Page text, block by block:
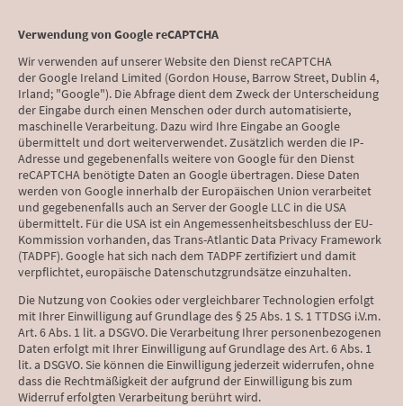
Verwendung von Google reCAPTCHA
Wir verwenden auf unserer Website den Dienst reCAPTCHA
der Google Ireland Limited (Gordon House, Barrow Street, Dublin 4,
Irland; "Google"). Die Abfrage dient dem Zweck der Unterscheidung
der Eingabe durch einen Menschen oder durch automatisierte,
maschinelle Verarbeitung. Dazu wird Ihre Eingabe an Google
übermittelt und dort weiterverwendet. Zusätzlich werden die IP-
Adresse und gegebenenfalls weitere von Google für den Dienst
reCAPTCHA benötigte Daten an Google übertragen. Diese Daten
werden von Google innerhalb der Europäischen Union verarbeitet
und gegebenenfalls auch an Server der Google LLC in die USA
übermittelt. Für die USA ist ein Angemessenheitsbeschluss der EU-
Kommission vorhanden, das Trans-Atlantic Data Privacy Framework
(TADPF). Google hat sich nach dem TADPF zertifiziert und damit
verpflichtet, europäische Datenschutzgrundsätze einzuhalten.
Die Nutzung von Cookies oder vergleichbarer Technologien erfolgt
mit Ihrer Einwilligung auf Grundlage des § 25 Abs. 1 S. 1 TTDSG i.V.m.
Art. 6 Abs. 1 lit. a DSGVO. Die Verarbeitung Ihrer personenbezogenen
Daten erfolgt mit Ihrer Einwilligung auf Grundlage des Art. 6 Abs. 1
lit. a DSGVO. Sie können die Einwilligung jederzeit widerrufen, ohne
dass die Rechtmäßigkeit der aufgrund der Einwilligung bis zum
Widerruf erfolgten Verarbeitung berührt wird.